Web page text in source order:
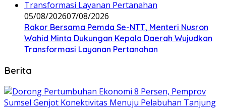
05/08/202607/08/2026
Rakor Bersama Pemda Se-NTT, Menteri Nusron
Wahid Minta Dukungan Kepala Daerah Wujudkan
Transformasi Layanan Pertanahan
Berita